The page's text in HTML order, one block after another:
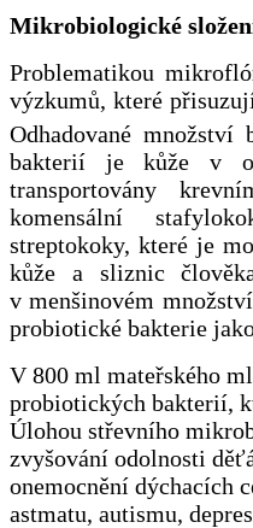
Mikrobiologické
Problematikou
výzkumů, které
Odhadované
bakterií je kůže v
transportovány
komensální
streptokoky, které je
kůže a sliznic
v menšinovém
probiotické bakterie
V 800 ml mateřského
probiotických bakterií,
Úlohou střevního
zvyšování odolnosti
onemocnění dýchacích
astmatu, autismu,